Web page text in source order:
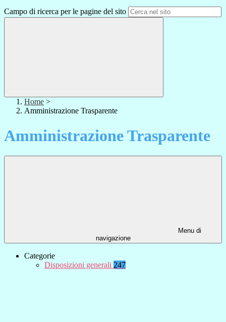
Campo di ricerca per le pagine del sito
Home >
Amministrazione Trasparente
Amministrazione Trasparente
Menu di
navigazione
Categorie
Disposizioni generali 247